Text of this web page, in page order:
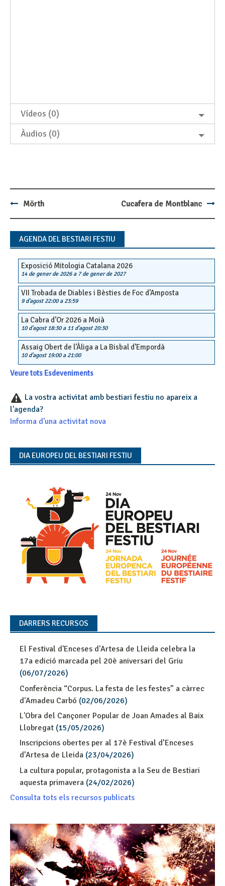
Vídeos (0)
Àudios (0)
Post
navigation
Mörth Cucafera de Montblanc
AGENDA DEL BESTIARI FESTIU
Exposició Mitologia Catalana 2026
14 de gener de 2026a 7 de gener de 2027
VII Trobada de Diables i Bèsties de Foc d’Amposta
9 d'agost 22:00a 23:59
La Cabra d’Or 2026 a Moià
10 d'agost 18:30a 11 d'agost 20:30
Assaig Obert de l’Àliga a La Bisbal d’Empordà
10 d'agost 19:00a 21:00
Veure tots Esdeveniments
La vostra activitat amb bestiari festiu no apareix a
l'agenda?
Informa d'una activitat nova
DIA EUROPEU DEL BESTIARI FESTIU
DARRERS RECURSOS
El Festival d'Enceses d'Artesa de Lleida celebra la
17a edició marcada pel 20è aniversari del Griu
(06/07/2026)
Conferència “Corpus. La festa de les festes” a càrrec
d'Amadeu Carbó (02/06/2026)
L'Obra del Cançoner Popular de Joan Amades al Baix
Llobregat (15/05/2026)
Inscripcions obertes per al 17è Festival d’Enceses
d’Artesa de Lleida (23/04/2026)
La cultura popular, protagonista a la Seu de Bestiari
aquesta primavera (24/02/2026)
Consulta tots els recursos publicats